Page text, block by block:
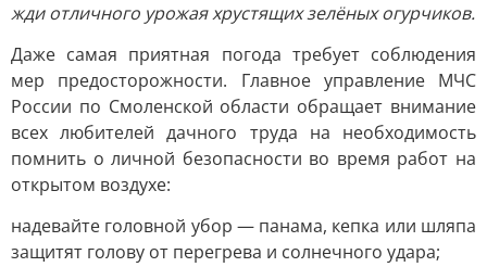
жди отличного урожая хрустящих зелёных огурчиков.
Даже самая приятная погода требует соблюдения
мер предосторожности. Главное управление МЧС
России по Смоленской области обращает внимание
всех любителей дачного труда на необходимость
помнить о личной безопасности во время работ на
открытом воздухе:
надевайте головной убор — панама, кепка или шляпа
защитят голову от перегрева и солнечного удара;